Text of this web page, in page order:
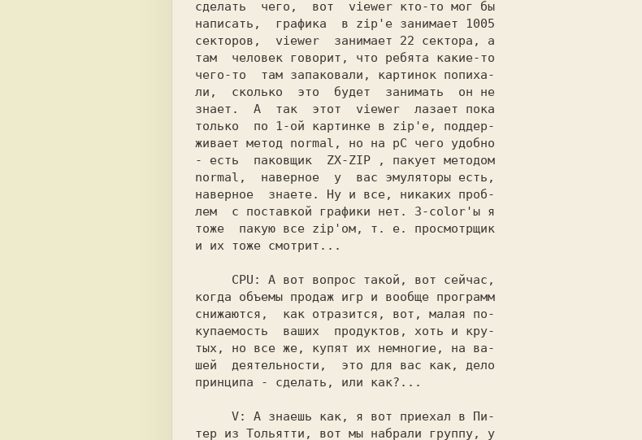
сделать  чего,  вот  viewer кто-то мог бы
написать,  графика  в zip'e занимает 1005
секторов,  viewer  занимает 22 сектора, а
там  человек говорит, что ребята какие-то
чего-то  там запаковали, картинок попиха-
ли,  сколько  это  будет  занимать  он не
знает.  А  так  этот  viewer  лазает пока
только  по 1-ой картинке в zip'e, поддер-
живает метод normal, но на pC чего удобно
- есть  паковщик ZX-ZIP
, пакует методом
normal,  наверное  у  вас эмуляторы есть,
наверное  знаете. Ну и все, никаких проб-
лем  с поставкой графики нет. 3-color'ы я
тоже  пакую все zip'ом, т. е. просмотрщик
и их тоже смотрит...
     CPU:
А вот вопрос такой, вот сейчас,
когда объемы продаж игр и вообще программ
снижаются,  как отразится, вот, малая по-
купаемость  ваших  продуктов, хоть и кру-
тых, но все же, купят их немногие, на ва-
шей  деятельности,  это для вас как, дело
принципа - сделать, или как?...
     V:
А знаешь как, я вот приехал в Пи-
тер из Тольятти, вот мы набрали группу, у